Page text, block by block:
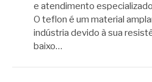
e atendimento
O teflon é um material
indústria devido à sua
baixo…